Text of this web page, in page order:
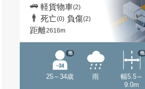
軽貨物車(2)
死亡(0) 負傷(2)
距離2616m
25～34歳
他
雨
幅5.5～
9.0m
他